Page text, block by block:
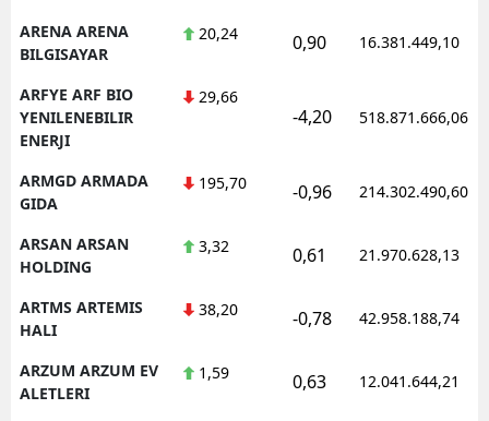
ARENA ARENA
BILGISAYAR
20,24 0,90 16.381.449,10
ARFYE ARF BIO
YENILENEBILIR
ENERJI
29,66
-4,20 518.871.666,06
ARMGD ARMADA
GIDA
195,70 -0,96 214.302.490,60
ARSAN ARSAN
HOLDING
3,32 0,61 21.970.628,13
ARTMS ARTEMIS
HALI
38,20 -0,78 42.958.188,74
ARZUM ARZUM EV
ALETLERI
1,59 0,63 12.041.644,21